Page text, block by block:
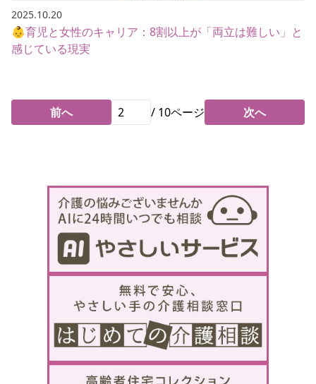
2025.10.20
👶育児と女性のキャリア：8割以上が「両立は難しい」と
感じている現実
前へ / 10ページ 次へ